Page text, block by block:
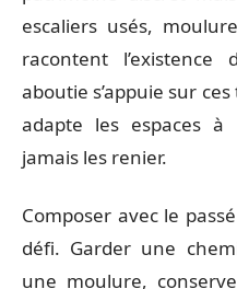
escaliers usés,
racontent
aboutie s’appuie sur
adapte les espaces à
jamais les renier.
Composer avec le
défi. Garder une
une moulure,